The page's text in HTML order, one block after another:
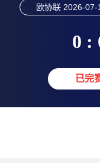
欧协联 2026-07-
0 :
已完